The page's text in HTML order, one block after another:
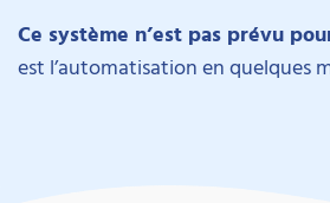
Ce système n’est pas prévu
est l’automatisation en quelques